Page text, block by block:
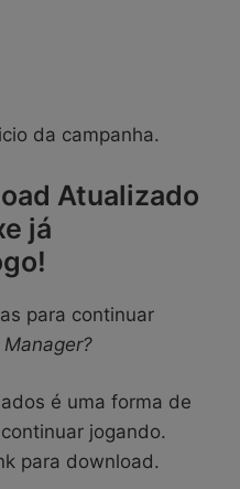
da campanha.
Atualizado
já
para continuar
é uma forma de
jogando.
para download.